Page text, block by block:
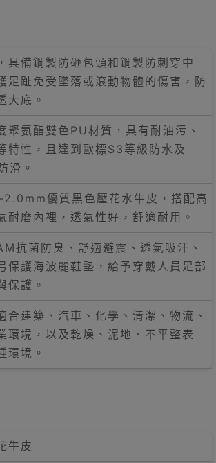
具備鋼製防砸包頭和鋼製防刺穿中
足趾免受墜落或滾動物體的傷害，防
大底。
聚氨酯雙色PU材質，具有耐油污、
特性，且達到歐標S3等級防水及
滑。
優質黑色壓花水牛皮，搭配高
耐磨內裡，透氣性好，舒適耐用。
抗菌防臭、舒適避震、透氣吸汗、
保護海波麗鞋墊，給予穿戴人員足部
保護。
合建築、汽車、化學、清潔、物流、
環境，以及乾燥、泥地、不平整表
環境。
牛皮